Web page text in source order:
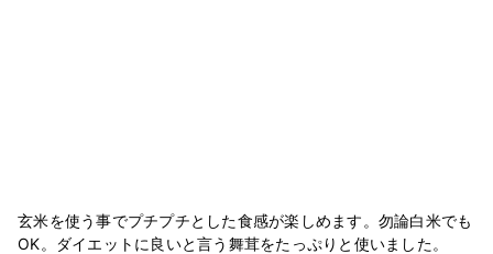
玄米を使う事でプチプチとした食感が楽しめます。勿論白米でも
OK。ダイエットに良いと言う舞茸をたっぷりと使いました。